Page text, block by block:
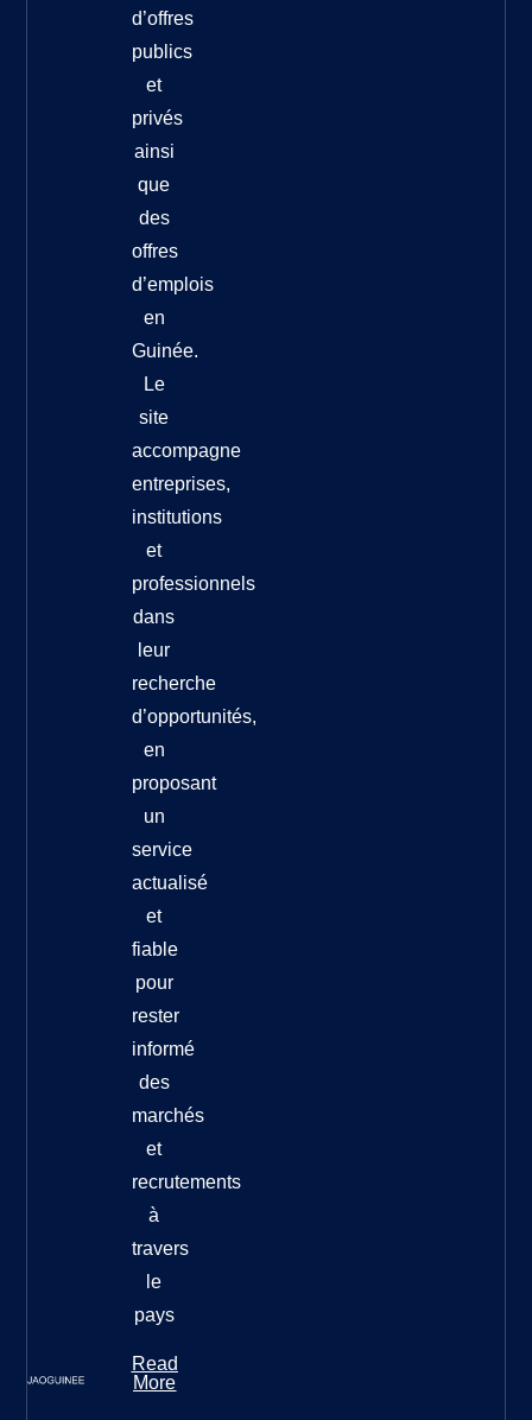
d’offres
publics
et
privés
ainsi
que
des
offres
d’emplois
en
Guinée.
Le
site
accompagne
entreprises,
institutions
et
professionnels
dans
leur
recherche
d’opportunités,
en
proposant
un
service
actualisé
et
fiable
pour
rester
informé
des
marchés
et
recrutements
à
travers
le
pays
Read
More